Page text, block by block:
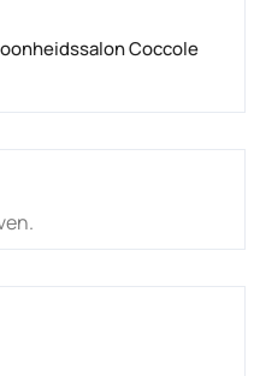
Coccole